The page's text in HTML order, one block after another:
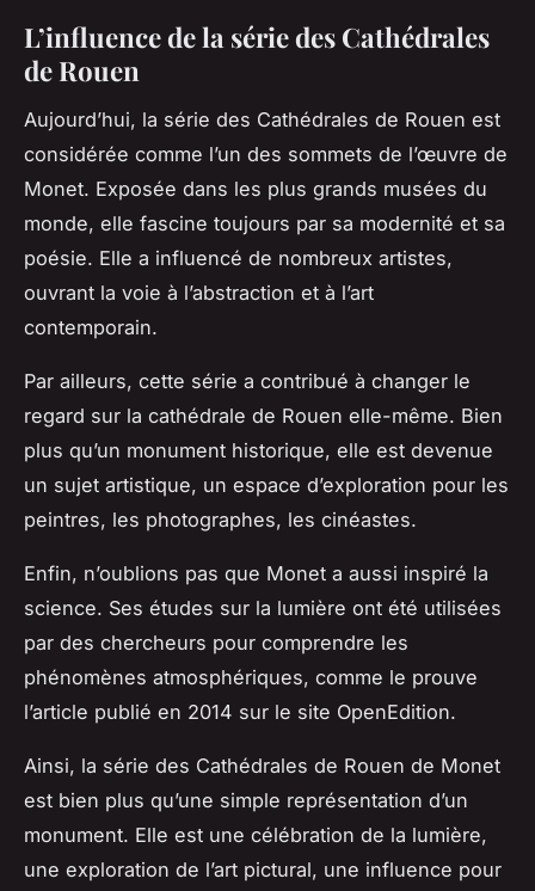
L’influence de la série des Cathédrales
de Rouen
Aujourd’hui, la série des Cathédrales de Rouen est
considérée comme l’un des sommets de l’œuvre de
Monet. Exposée dans les plus grands musées du
monde, elle fascine toujours par sa modernité et sa
poésie. Elle a influencé de nombreux artistes,
ouvrant la voie à l’abstraction et à l’art
contemporain.
Par ailleurs, cette série a contribué à changer le
regard sur la cathédrale de Rouen elle-même. Bien
plus qu’un monument historique, elle est devenue
un sujet artistique, un espace d’exploration pour les
peintres, les photographes, les cinéastes.
Enfin, n’oublions pas que Monet a aussi inspiré la
science. Ses études sur la lumière ont été utilisées
par des chercheurs pour comprendre les
phénomènes atmosphériques, comme le prouve
l’article publié en 2014 sur le site OpenEdition.
Ainsi, la série des Cathédrales de Rouen de Monet
est bien plus qu’une simple représentation d’un
monument. Elle est une célébration de la lumière,
une exploration de l’art pictural, une influence pour